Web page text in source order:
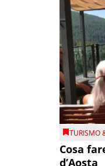
TURISMO
Cosa
d’Aosta